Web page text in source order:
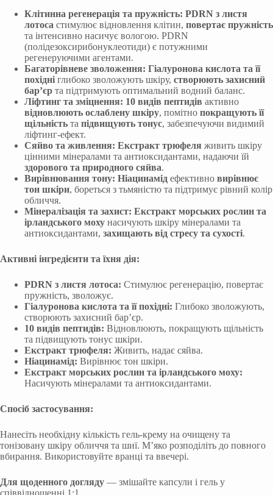
Клітинна регенерація та пружність: PDRN з листя
лотоса стимулює відновлення клітин, повертає пружність
та інтенсивно насичує вологою. PDRN
(полідезоксирибонуклеотиди) є потужними
регенеруючими агентами.
Багаторівневе зволоження: Гіалуронова кислота та її
похідні глибоко зволожують шкіру, створюють захисний
бар’єр та підтримують оптимальний водний баланс.
Ліфтинг та зміцнення: 10 видів пептидів активно
відновлюють ослаблену шкіру, помітно покращують її
щільність та підвищують тонус, забезпечуючи видимий
ліфтинг-ефект.
Сяйво та живлення: Екстракт трюфеля живить шкіру
цінними мінералами та антиоксидантами, надаючи їй
здорового та природного сяйва.
Вирівнювання тону: Ніацинамід ефективно вирівнює
тон шкіри, бореться з тьмяністю та підтримує рівний колір
обличчя.
Мінералізація та захист: Екстракт морських рослин та
ірландського моху насичують шкіру мінералами та
антиоксидантами, захищають від стресу та сухості.
Активні інгредієнти та їхня дія:
PDRN з листя лотоса: Стимулює регенерацію, повертає
пружність, зволожує.
Гіалуронова кислота та її похідні: Глибоко зволожують,
створюють захисний бар’єр.
10 видів пептидів: Відновлюють, покращують щільність
та підвищують тонус шкіри.
Екстракт трюфеля: Живить, надає сяйва.
Ніацинамід: Вирівнює тон шкіри.
Екстракт морських рослин та ірландського моху:
Насичують мінералами та антиоксидантами.
Спосіб застосування:
Нанесіть необхідну кількість гель-крему на очищену та
тонізовану шкіру обличчя та шиї. М’яко розподіліть до повного
вбирання. Використовуйте вранці та ввечері.
Для щоденного догляду — змішайте капсули і гель у